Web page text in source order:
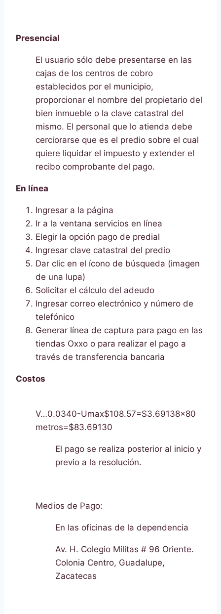
Presencial
El usuario sólo debe presentarse en las
cajas de los centros de cobro
establecidos por el municipio,
proporcionar el nombre del propietario del
bien inmueble o la clave catastral del
mismo. El personal que lo atienda debe
cerciorarse que es el predio sobre el cual
quiere liquidar el impuesto y extender el
recibo comprobante del pago.
En línea
Ingresar a la página
Ir a la ventana servicios en línea
Elegir la opción pago de predial
Ingresar clave catastral del predio
Dar clic en el ícono de búsqueda (imagen
de una lupa)
Solicitar el cálculo del adeudo
Ingresar correo electrónico y número de
telefónico
Generar línea de captura para pago en las
tiendas Oxxo o para realizar el pago a
través de transferencia bancaria
Costos
V…0.0340-Umax$108.57=S3.69138×80
metros=$83.69130
El pago se realiza posterior al inicio y
previo a la resolución.
Medios de Pago:
En las oficinas de la dependencia
Av. H. Colegio Militas # 96 Oriente.
Colonia Centro, Guadalupe,
Zacatecas